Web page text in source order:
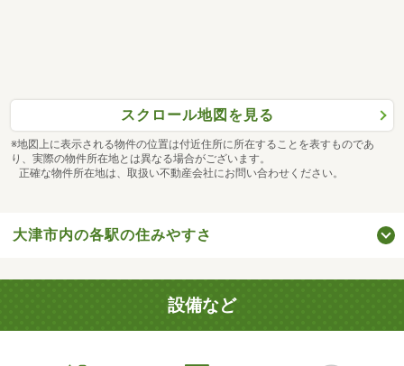
スクロール地図を見る
※地図上に表示される物件の位置は付近住所に所在することを表すものであ
り、実際の物件所在地とは異なる場合がございます。
正確な物件所在地は、取扱い不動産会社にお問い合わせください。
大津市内の各駅の住みやすさ
設備など